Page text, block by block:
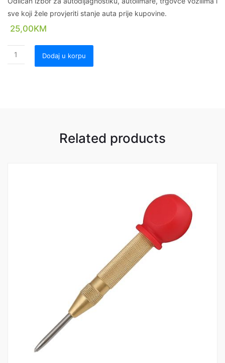
sve koji žele provjeriti stanje auta prije kupovine.
25,00KM
Dodaj u korpu
Related products